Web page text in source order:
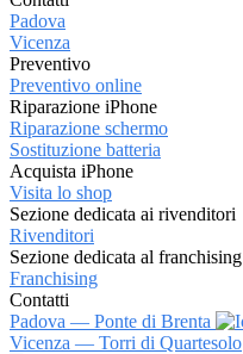
Padova
Vicenza
Preventivo
Preventivo online
Riparazione iPhone
Riparazione schermo
Sostituzione batteria
Acquista iPhone
Visita lo shop
Sezione dedicata ai rivenditori
Rivenditori
Sezione dedicata al franchising
Franchising
Contatti
Padova — Ponte di Brenta
Vicenza — Torri di Quartesolo